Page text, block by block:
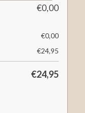
€0,00
€0,00
€24,95
€24,95